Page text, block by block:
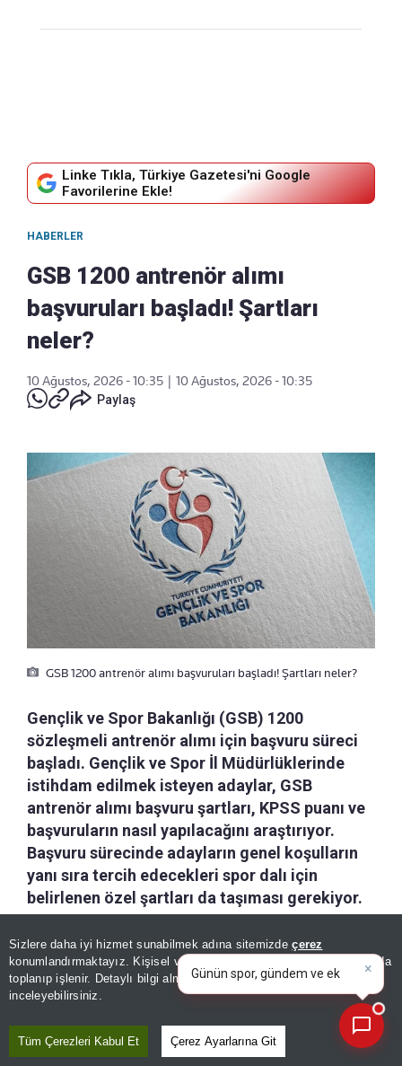
Sizlere daha iyi hizmet sunabilmek adına sitemizdeçerez
konumlandırmaktayız. Kişisel verileriniz, KVKK ve GDPR kapsamında
toplanıp işlenir. Detaylı bilgi almak içinAydınlatma Metnimizi
inceleyebilirsiniz.
Tüm Çerezleri Kabul Et Çerez Ayarlarına Git
Linke Tıkla, Türkiye Gazetesi'ni Google
Favorilerine Ekle!
HABERLER
GSB 1200 antrenör alımı
başvuruları başladı! Şartları
neler?
10 Ağustos, 2026 - 10:35
10 Ağustos, 2026 - 10:35
Paylaş
GSB 1200 antrenör alımı başvuruları başladı! Şartları neler?
Gençlik ve Spor Bakanlığı (GSB) 1200
sözleşmeli antrenör alımı için başvuru süreci
başladı. Gençlik ve Spor İl Müdürlüklerinde
istihdam edilmek isteyen adaylar, GSB
antrenör alımı başvuru şartları, KPSS puanı ve
başvuruların nasıl yapılacağını araştırıyor.
Başvuru sürecinde adayların genel koşulların
yanı sıra tercih edecekleri spor dalı için
belirlenen özel şartları da taşıması gerekiyor.
Kaydet a-|+A
GSB 1200 antrenör alımı başvuruları 10
Ağustos'ta başvuruların başlaması itibarıyla
adayların gündeminde yer alıyor. Bakanlığın taşra
Günün spor, gündem ve
ekonomi gelişmelerini analiz
edin!|